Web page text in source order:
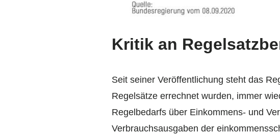
Kritik an
Seit seiner Veröffentlichung steht das
Regelsätze errechnet wurden, immer
Regelbedarfs über Einkommens- und
Verbrauchsausgaben der